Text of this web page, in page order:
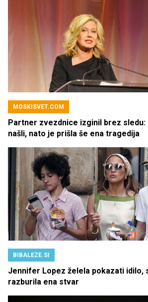
MOSKISVET.COM
Partner zvezdnice izginil brez sledu:
našli, nato je prišla še ena tragedija
BIBALEZE.SI
Jennifer Lopez želela pokazati idilo,
razburila ena stvar